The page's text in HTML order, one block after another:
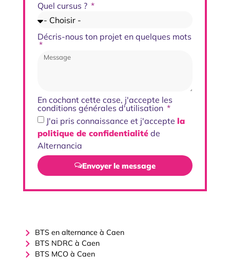
Quel cursus ?
Décris-nous ton projet en quelques mots
En cochant cette case, j'accepte les
conditions générales d'utilisation
J'ai pris connaissance et j'accepte la
politique de confidentialité de
Alternancia
Envoyer le message
BTS en alternance à Caen
BTS NDRC à Caen
BTS MCO à Caen